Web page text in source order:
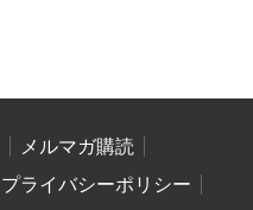
メルマガ購読
プライバシーポリシー